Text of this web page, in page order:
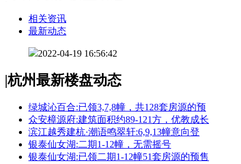
相关资讯
最新动态
2022-04-19 16:56:42
|杭州最新楼盘动态
绿城沁百合:已领3,7,8幢，共128套房源的预
众安樟源府:建筑面积约89-121方，优教成长
滨江越秀建杭·潮语鸣翠轩:6,9,13幢意向登
银泰仙女湖:二期1-12幢，无需摇号
银泰仙女湖:已领二期1-12幢51套房源的预售